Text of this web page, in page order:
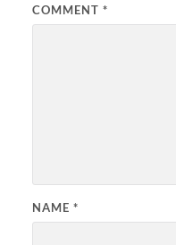
COMMENT *
NAME *